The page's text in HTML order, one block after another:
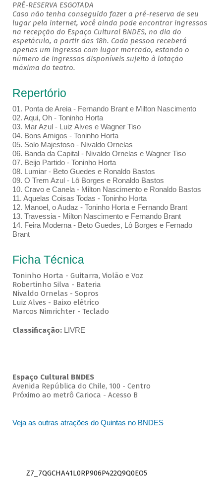
PRÉ-RESERVA ESGOTADA
Caso não tenha conseguido fazer a pré-reserva de seu
lugar pela internet, você ainda pode encontrar ingressos
na recepção do Espaço Cultural BNDES, no dia do
espetáculo, a partir das 18h. Cada pessoa receberá
apenas um ingresso com lugar marcado, estando o
número de ingressos disponíveis sujeito à lotação
máxima do teatro.
Repertório
01. Ponta de Areia - Fernando Brant e Milton Nascimento
02. Aqui, Oh - Toninho Horta
03. Mar Azul - Luiz Alves e Wagner Tiso
04. Bons Amigos - Toninho Horta
05. Solo Majestoso - Nivaldo Ornelas
06. Banda da Capital - Nivaldo Ornelas e Wagner Tiso
07. Beijo Partido - Toninho Horta
08. Lumiar - Beto Guedes e Ronaldo Bastos
09. O Trem Azul - Lô Borges e Ronaldo Bastos
10. Cravo e Canela - Milton Nascimento e Ronaldo Bastos
11. Aquelas Coisas Todas - Toninho Horta
12. Manoel, o Audaz - Toninho Horta e Fernando Brant
13. Travessia - Milton Nascimento e Fernando Brant
14. Feira Moderna - Beto Guedes, Lô Borges e Fernado
Brant
Ficha Técnica
Toninho Horta - Guitarra, Violão e Voz
Robertinho Silva - Bateria
Nivaldo Ornelas - Sopros
Luiz Alves - Baixo elétrico
Marcos Nimrichter - Teclado
Classificação: LIVRE
Espaço Cultural BNDES
Avenida República do Chile, 100 - Centro
Próximo ao metrô Carioca - Acesso B
Veja as outras atrações do Quintas no BNDES
Z7_7QGCHA41L0RP906P422Q9Q0EO5